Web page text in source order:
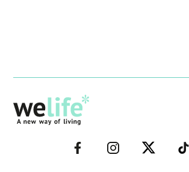
–
FACEBOOK–
–
INSTAGRAM–
–
TWITTER–
–